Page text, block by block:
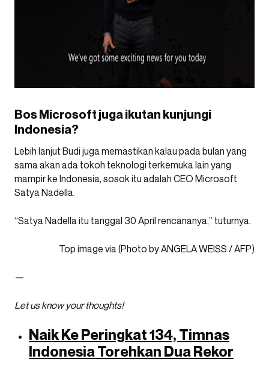
Bos Microsoft juga ikutan kunjungi
Indonesia?
Lebih lanjut Budi juga memastikan kalau pada bulan yang
sama akan ada tokoh teknologi terkemuka lain yang
mampir ke Indonesia, sosok itu adalah CEO Microsoft
Satya Nadella.
“Satya Nadella itu tanggal 30 April rencananya,” tuturnya.
Top image via (Photo by ANGELA WEISS / AFP)
—
Let us know your thoughts!
Naik Ke Peringkat 134, Timnas
Indonesia Torehkan Dua Rekor